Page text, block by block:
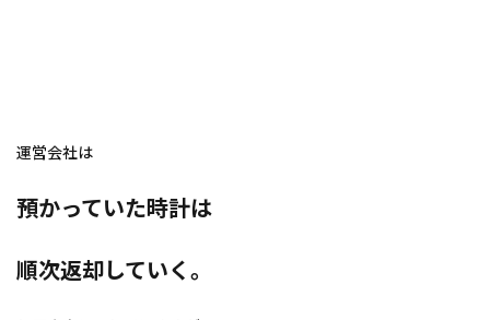
運営会社は
預かっていた時計は
順次返却していく。